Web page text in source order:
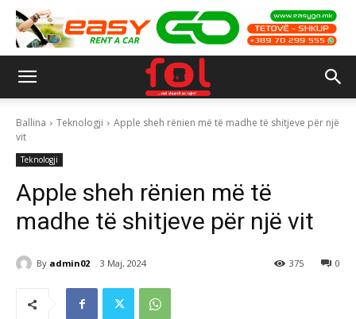
Ballina Teknologji
Apple sheh rënien më të madhe të shitjeve për një
vit
Teknologji
Apple sheh rënien më të
madhe të shitjeve për një vit
By admin02 3 Maj, 2024 0
375